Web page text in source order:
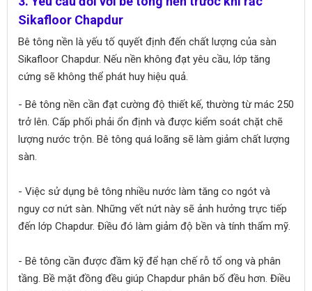
Sikafloor Chapdur
Bê tông nền là yếu tố quyết định đến chất lượng của sàn
Sikafloor Chapdur. Nếu nền không đạt yêu cầu, lớp tăng
cứng sẽ không thể phát huy hiệu quả.
- Bê tông nền cần đạt cường độ thiết kế, thường từ mác 250
trở lên. Cấp phối phải ổn định và được kiểm soát chặt chẽ
lượng nước trộn. Bê tông quá loãng sẽ làm giảm chất lượng
sàn.
- Việc sử dụng bê tông nhiều nước làm tăng co ngót và
nguy cơ nứt sàn. Những vết nứt này sẽ ảnh hưởng trực tiếp
đến lớp Chapdur. Điều đó làm giảm độ bền và tính thẩm mỹ.
- Bê tông cần được đầm kỹ để hạn chế rỗ tổ ong và phân
tầng. Bề mặt đồng đều giúp Chapdur phân bố đều hơn. Điều